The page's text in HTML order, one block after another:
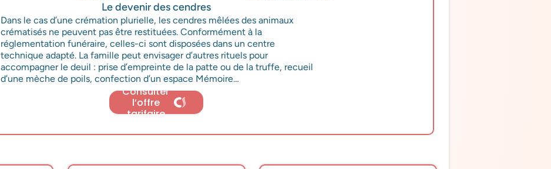
Le devenir des cendres
Dans le cas d’une crémation plurielle, les cendres mêlées des animaux
crématisés ne peuvent pas être restituées. Conformément à la
réglementation funéraire, celles-ci sont disposées dans un centre
technique adapté. La famille peut envisager d’autres rituels pour
accompagner le deuil : prise d’empreinte de la patte ou de la truffe, recueil
d’une mèche de poils, confection d’un espace Mémoire…
Consulter
l’offre
tarifaire
Support Anima Care